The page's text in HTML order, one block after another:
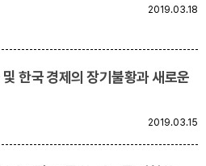
2019.03.18
한국 경제의 장기불황과 새로운
2019.03.15